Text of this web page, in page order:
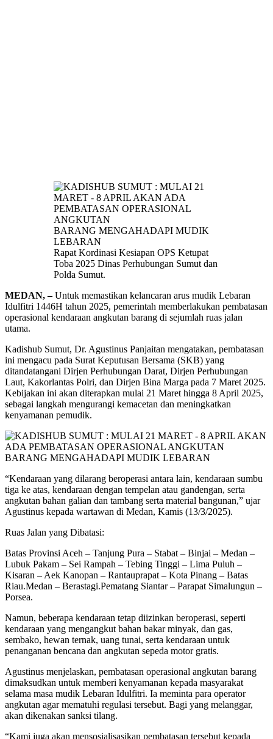
Rapat Kordinasi Kesiapan OPS Ketupat
Toba 2025 Dinas Perhubungan Sumut dan
Polda Sumut.
MEDAN, –Untuk memastikan kelancaran arus mudik Lebaran
Idulfitri 1446H tahun 2025, pemerintah memberlakukan pembatasan
operasional kendaraan angkutan barang di sejumlah ruas jalan
utama.
Kadishub Sumut, Dr. Agustinus Panjaitan mengatakan, pembatasan
ini mengacu pada Surat Keputusan Bersama (SKB) yang
ditandatangani Dirjen Perhubungan Darat, Dirjen Perhubungan
Laut, Kakorlantas Polri, dan Dirjen Bina Marga pada 7 Maret 2025.
Kebijakan ini akan diterapkan mulai 21 Maret hingga 8 April 2025,
sebagai langkah mengurangi kemacetan dan meningkatkan
kenyamanan pemudik.
“Kendaraan yang dilarang beroperasi antara lain, kendaraan sumbu
tiga ke atas, kendaraan dengan tempelan atau gandengan, serta
angkutan bahan galian dan tambang serta material bangunan,” ujar
Agustinus kepada wartawan di Medan, Kamis (13/3/2025).
Ruas Jalan yang Dibatasi:
Batas Provinsi Aceh – Tanjung Pura – Stabat – Binjai – Medan –
Lubuk Pakam – Sei Rampah – Tebing Tinggi – Lima Puluh –
Kisaran – Aek Kanopan – Rantauprapat – Kota Pinang – Batas
Riau.​Medan – Berastagi.Pematang Siantar – Parapat Simalungun –
Porsea.
Namun, beberapa kendaraan tetap diizinkan beroperasi, seperti
kendaraan yang mengangkut bahan bakar minyak, dan gas,
sembako, hewan ternak, uang tunai, serta kendaraan untuk
penanganan bencana dan angkutan sepeda motor gratis.
Agustinus menjelaskan, pembatasan operasional angkutan barang
dimaksudkan untuk memberi kenyamanan kepada masyarakat
selama masa mudik Lebaran Idulfitri. Ia meminta para operator
angkutan agar mematuhi regulasi tersebut. Bagi yang melanggar,
akan dikenakan sanksi tilang.
“Kami juga akan mensosialisasikan pembatasan tersebut kepada